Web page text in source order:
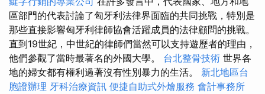
區部門的代表討論了匈牙利法律界面臨的共同挑戰，特別是
那些直接影響匈牙利律師協會活躍成員的法律顧問的挑戰。
直到19世紀，中世紀的律師們當然可以支持遊歷者的理由，
他們參觀了當時最著名的外國大學。 台北整骨技術 世界各
地的婦女都有權利過著沒有性別暴力的生活。 新北地區台
胞證辦理 牙科治療資訊 便捷自助式外燴服務 會計事務所